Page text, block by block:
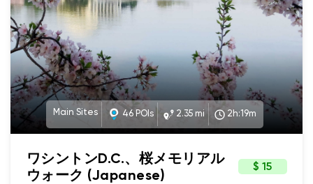
consists of prominent, historic detached and row
houses previously owned by the likes of John F.
Kennedy, new development, townhomes and walk-up
apartment buildings in the heart of DC. I'd love to talk
with you after the tour, so give me a call at 202-285-
3935, or send me an email! LorraineNordlinger.ttrsir.com
(spell it out) Our tour will begin at the corner of Q
Street Northwest and 27th Street Northwest, near the
famous and historic Dumbarton House.
Main Sites 46 POIs 2.35 mi 2h:19m
ワシントンD.C.、桜メモリアル
ウォーク (Japanese)
$ 15